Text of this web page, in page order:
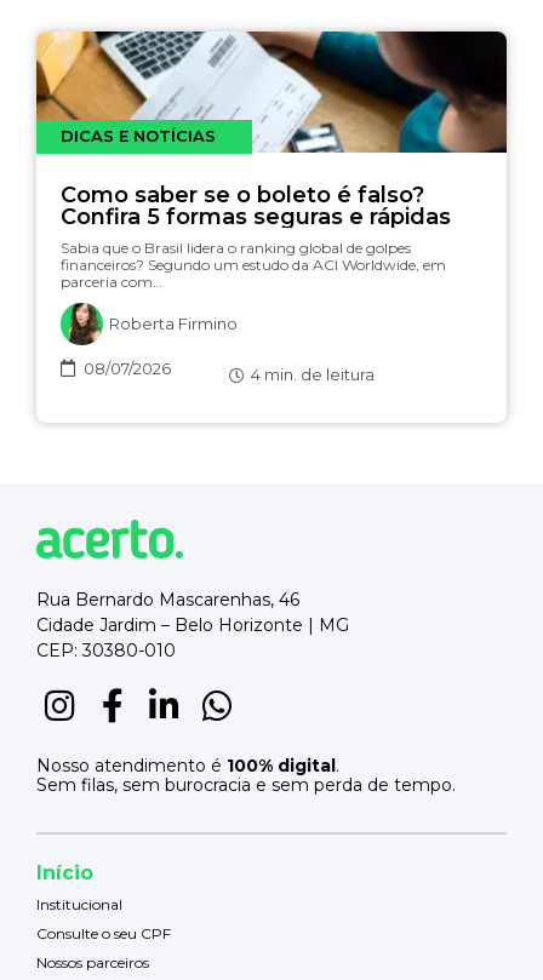
DICAS E NOTÍCIAS
Como saber se o boleto é falso?
Confira 5 formas seguras e rápidas
Sabia que o Brasil lidera o ranking global de golpes
financeiros? Segundo um estudo da ACI Worldwide, em
parceria com…
Roberta Firmino
08/07/2026 4 min. de leitura
Rua Bernardo Mascarenhas, 46
Cidade Jardim – Belo Horizonte | MG
CEP: 30380-010
Nosso atendimento é 100% digital.
Sem filas, sem burocracia e sem perda de tempo.
Início
Institucional
Consulte o seu CPF
Nossos parceiros